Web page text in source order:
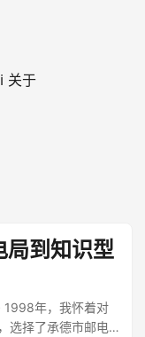
ℹ️ 关于
局到知识型
1998年，我怀着对
选择了承德市邮电